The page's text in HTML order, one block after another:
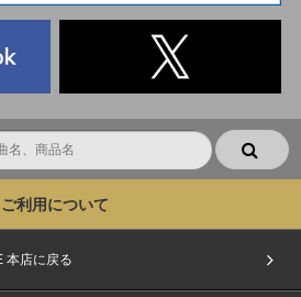
ご利用について
本店に戻る